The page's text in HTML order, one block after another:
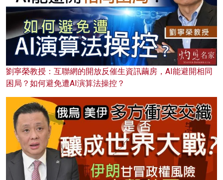
劉寧榮教授：互聯網的開放反催生資訊繭房，AI能避開相同
困局？如何避免遭AI演算法操控？